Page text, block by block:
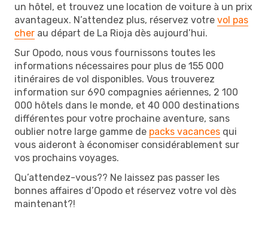
un hôtel, et trouvez une location de voiture à un prix
avantageux. N’attendez plus, réservez votre vol pas
cher au départ de La Rioja dès aujourd’hui.
Sur Opodo, nous vous fournissons toutes les
informations nécessaires pour plus de 155 000
itinéraires de vol disponibles. Vous trouverez
information sur 690 compagnies aériennes, 2 100
000 hôtels dans le monde, et 40 000 destinations
différentes pour votre prochaine aventure, sans
oublier notre large gamme de packs vacances qui
vous aideront à économiser considérablement sur
vos prochains voyages.
Qu’attendez-vous?? Ne laissez pas passer les
bonnes affaires d’Opodo et réservez votre vol dès
maintenant?!